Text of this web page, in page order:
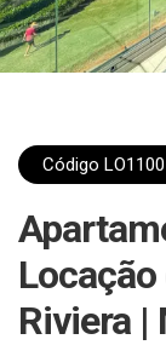
Código LO1100
Riviera |